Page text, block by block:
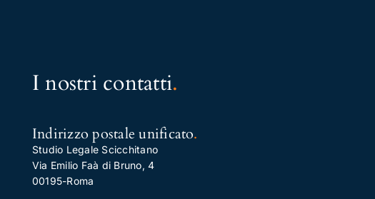
I nostri contatti.
Indirizzo postale unificato.
Studio Legale Scicchitano
Via Emilio Faà di Bruno, 4
00195-Roma